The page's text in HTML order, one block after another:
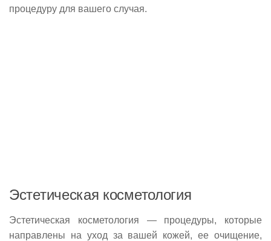
процедуру для вашего случая.
Эстетическая косметология
Эстетическая косметология — процедуры, которые
направлены на уход за вашей кожей, ее очищение,